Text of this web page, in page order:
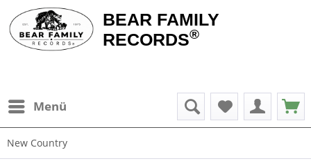
BEAR FAMILY
RECORDS®
Menü
New Country